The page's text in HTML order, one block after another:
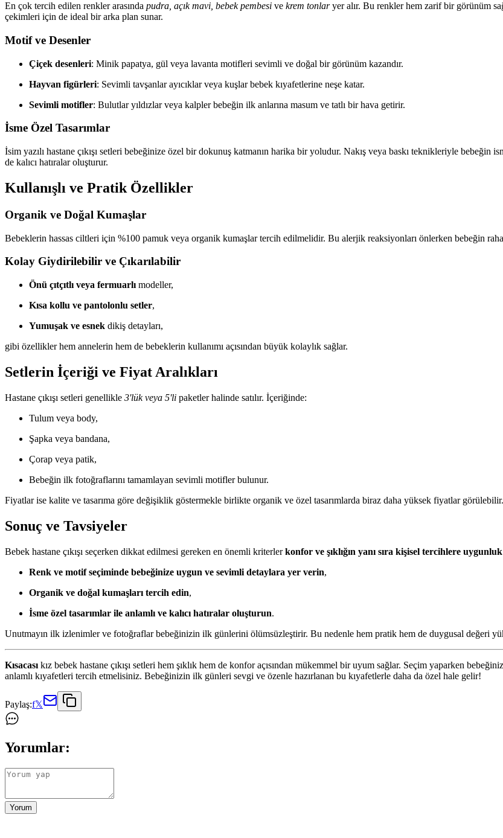
En çok tercih edilen renkler arasında pudra, açık mavi, bebek pembesi ve krem tonlaryer alır. Bu renkler hem zarif bir görünüm
çekimleri için de ideal bir arka plan sunar.
Motif ve Desenler
Çiçek desenleri: Minik papatya, gül veya lavanta motifleri sevimli ve doğal bir görünüm kazandır.
Hayvan figürleri: Sevimli tavşanlar ayıcıklar veya kuşlar bebek kıyafetlerine neşe katar.
Sevimli motifler: Bulutlar yıldızlar veya kalpler bebeğin ilk anlarına masum ve tatlı bir hava getirir.
İsme Özel Tasarımlar
İsim yazılı hastane çıkışı setleri bebeğinize özel bir dokunuş katmanın harika bir yoludur. Nakış veya baskı teknikleriyle
de kalıcı hatıralar oluşturur.
Kullanışlı ve Pratik Özellikler
Organik ve Doğal Kumaşlar
Bebeklerin hassas ciltleri için %100 pamuk veya organik kumaşlar tercih edilmelidir. Bu alerjik reaksiyonları önlerken bebeğin
Kolay Giydirilebilir ve Çıkarılabilir
Önü çıtçıtlı veya fermuarlı modeller,
Kısa kollu ve pantolonlu setler,
Yumuşak ve esnek dikiş detayları,
gibi özellikler hem annelerin hem de bebeklerin kullanımı açısından büyük kolaylık sağlar.
Setlerin İçeriği ve Fiyat Aralıkları
Hastane çıkışı setleri genellikle 3'lük veya 5'li paketler halinde satılır. İçeriğinde:
Tulum veya body,
Şapka veya bandana,
Çorap veya patik,
Bebeğin ilk fotoğraflarını tamamlayan sevimli motifler bulunur.
Fiyatlar ise kalite ve tasarıma göre değişiklik göstermekle birlikte organik ve özel tasarımlarda biraz daha yüksek fiyatlar görülebilir.
Sonuç ve Tavsiyeler
Bebek hastane çıkışı seçerken dikkat edilmesi gereken en önemli kriterlerkonfor ve şıklığın yanı sıra kişisel tercihlere uygunluk
Renk ve motif seçiminde bebeğinize uygun ve sevimli detaylara yer verin,
Organik ve doğal kumaşları tercih edin,
İsme özel tasarımlar ile anlamlı ve kalıcı hatıralar oluşturun.
Unutmayın ilk izlenimler ve fotoğraflar bebeğinizin ilk günlerini ölümsüzleştirir. Bu nedenle hem pratik hem de duygusal değeri
Kısacası kız bebek hastane çıkışı setleri hem şıklık hem de konfor açısından mükemmel bir uyum sağlar. Seçim yaparken
anlamlı kıyafetleri tercih etmelisiniz. Bebeğinizin ilk günleri sevgi ve özenle hazırlanan bu kıyafetlerle daha da özel hale gelir!
Paylaş:f𝕏
Yorumlar:
Yorum